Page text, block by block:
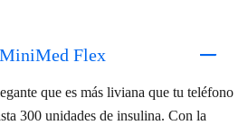
Flex
que es más liviana que tu teléfono
300 unidades de insulina. Con la